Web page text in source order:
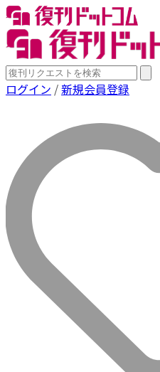
ログイン /新規会員登録